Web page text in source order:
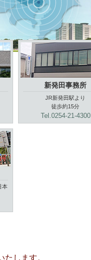
新発田事務所
JR新発田駅より
徒歩約15分
Tel.0254-21-4300
本
します。